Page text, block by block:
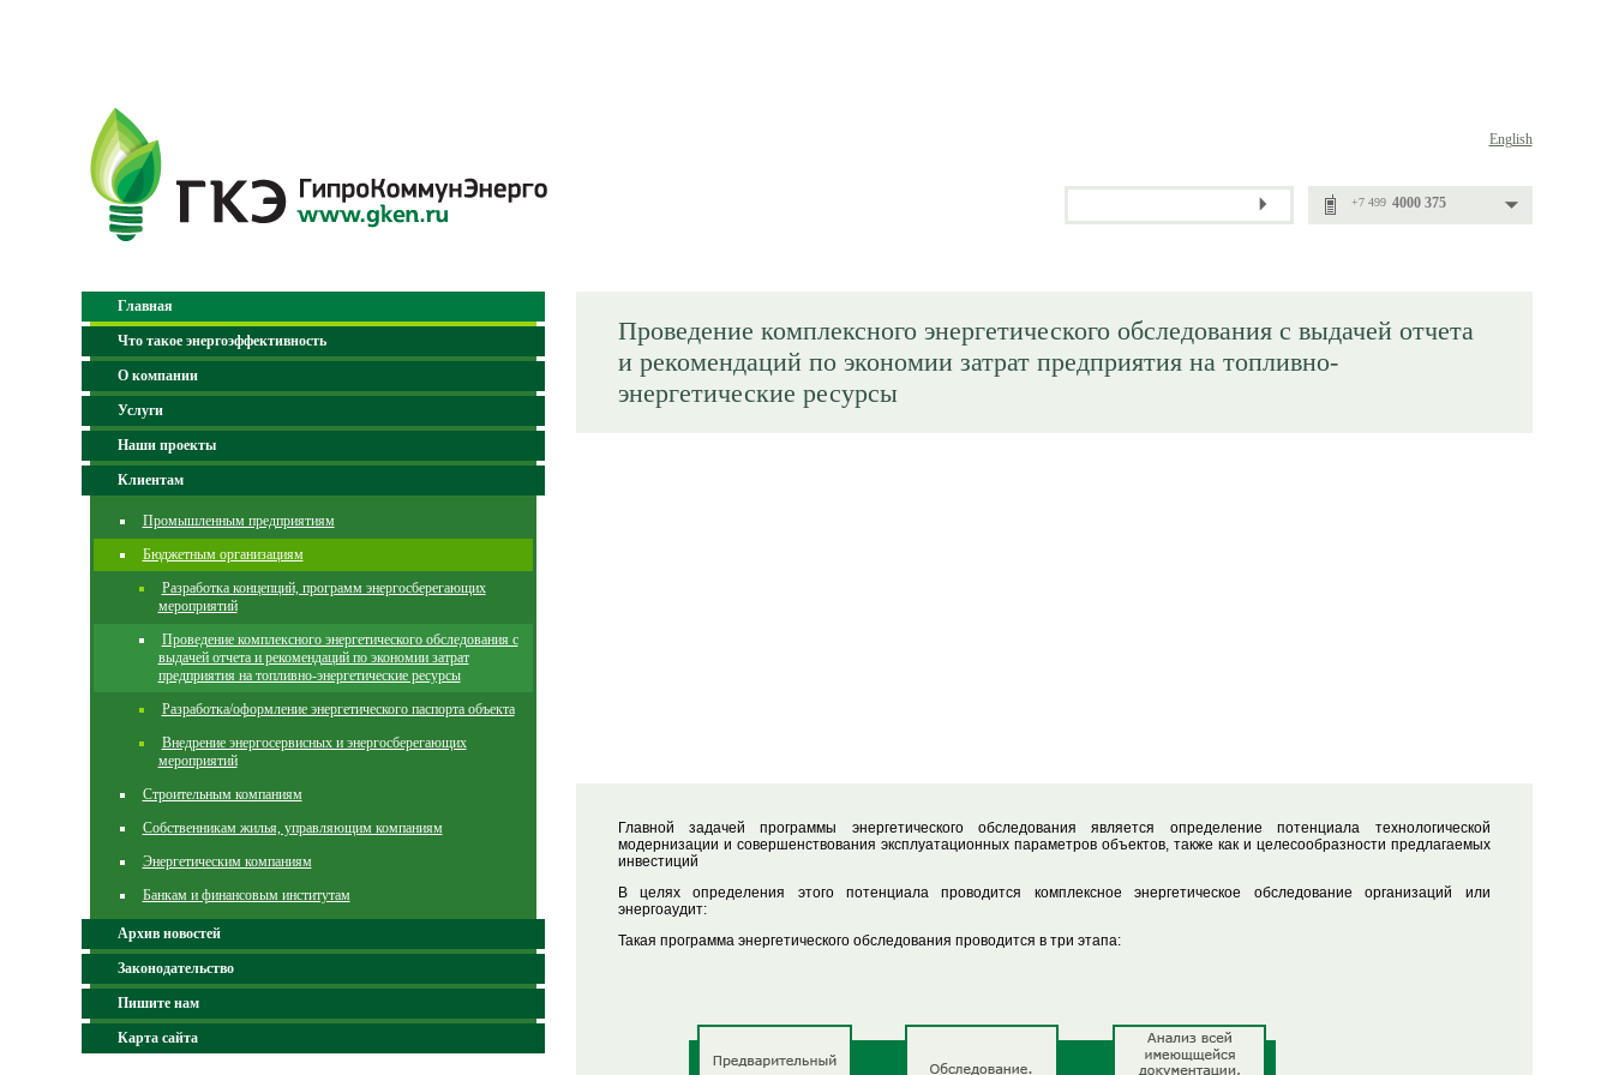
English
+7 499 4000 375
Главная
Что такое энергоэффективность
О компании
Услуги
Наши проекты
Клиентам
Промышленным предприятиям
Бюджетным организациям
Разработка концепций, программ энергосберегающих
мероприятий
Проведение комплексного энергетического обследования с
выдачей отчета и рекомендаций по экономии затрат
предприятия на топливно-энергетические ресурсы
Разработка/оформление энергетического паспорта объекта
Внедрение энергосервисных и энергосберегающих
мероприятий
Строительным компаниям
Собственникам жилья, управляющим компаниям
Энергетическим компаниям
Банкам и финансовым институтам
Архив новостей
Законодательство
Пишите нам
Карта сайта
Проведение комплексного энергетического обследования с выдачей отчета
и рекомендаций по экономии затрат предприятия на топливно-
энергетические ресурсы
Главной задачей программы энергетического обследования является определение потенциала технологической
модернизации и совершенствования эксплуатационных параметров объектов, также как и целесообразности предлагаемых
инвестиций
В целях определения этого потенциала проводится комплексное энергетическое обследование организаций или
энергоаудит:
Такая программа энергетического обследования проводится в три этапа: